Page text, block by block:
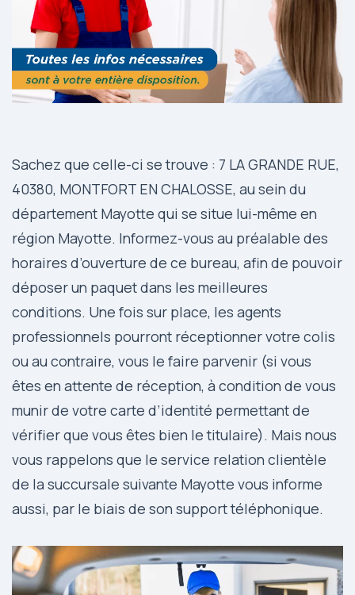
Sachez que celle-ci se trouve : 7 LA GRANDE RUE,
40380, MONTFORT EN CHALOSSE, au sein du
département Mayotte qui se situe lui-même en
région Mayotte. Informez-vous au préalable des
horaires d’ouverture de ce bureau, afin de pouvoir
déposer un paquet dans les meilleures
conditions. Une fois sur place, les agents
professionnels pourront réceptionner votre colis
ou au contraire, vous le faire parvenir (si vous
êtes en attente de réception, à condition de vous
munir de votre carte d’identité permettant de
vérifier que vous êtes bien le titulaire). Mais nous
vous rappelons que le service relation clientèle
de la succursale suivante Mayotte vous informe
aussi, par le biais de son support téléphonique.